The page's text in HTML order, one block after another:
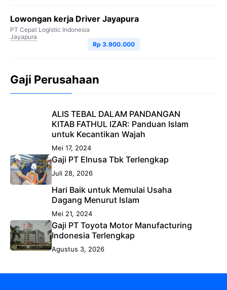
Lowongan kerja Driver Jayapura
PT Cepat Logistic Indonesia
Jayapura
Rp 3.900.000
Gaji Perusahaan
ALIS TEBAL DALAM PANDANGAN
KITAB FATHUL IZAR: Panduan Islam
untuk Kecantikan Wajah
Mei 17, 2024
Gaji PT Elnusa Tbk Terlengkap
Juli 28, 2026
Hari Baik untuk Memulai Usaha
Dagang Menurut Islam
Mei 21, 2024
Gaji PT Toyota Motor Manufacturing
Indonesia Terlengkap
Agustus 3, 2026